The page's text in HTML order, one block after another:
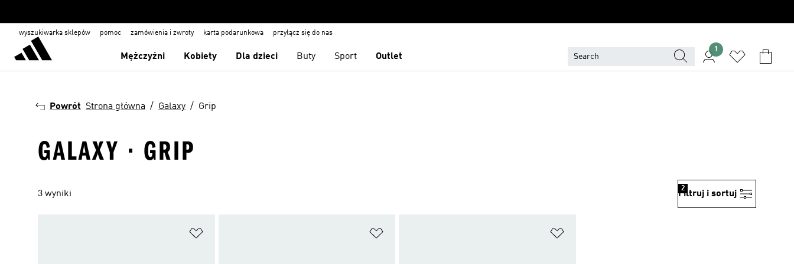
wyszukiwarka sklepów pomoc zamówienia i zwroty karta podarunkowa przyłącz się do nas
Mężczyźni Kobiety Dla dzieci Buty Sport Outlet
1
Powrót Strona główna Galaxy Grip
GALAXY · GRIP
3 wyniki Filtruj i sortuj
2